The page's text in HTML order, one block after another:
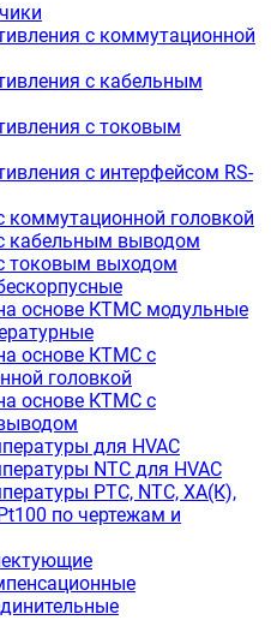
с коммутационной
с кабельным
с токовым
с интерфейсом RS-
коммутационной головкой
кабельным выводом
токовым выходом
основе КТМС модульные
основе КТМС с
головкой
основе КТМС с
для HVAC
NTC для HVAC
PTС, NTC, ХА(К),
по чертежам и